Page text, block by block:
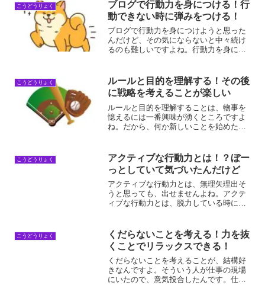
いです。その理由は、考え...
こうどうりょく
ブログで行動力を身につける！行
動できない時に弾みをつける！
ブログで行動力を身につけようと思った
んだけど、その気にならないと中々続け
るのも難しいですよね。行動力を身につ
で、それを乗り越える意味でも大いに意
味があるよ。ブログで行動...
こうどうりょく
ルールと目的を理解する！その後
に戦略を考えることが楽しい
ルールと目的を理解することは、物事を
憶えるには一番興味が湧くところですよ
ね。だから、何か新しいことを始めたい
する理由ルールと目的を理解する理由
は、理解しないとつまらない...
こうどうりょく
アクティブな行動力とは！？ぼー
っとしていて気づいたんだけど
アクティブな行動力とは、無理矢理出そ
うと思っても、出せませんよね。アクテ
ィブな行動力とは、脱力している時に発
を発揮できるんですよね。アクティブな
行動力とは！？アクティブ...
こうどうりょく
くだらないことを考える！力を抜
くことでリラックスできる！
くだらないことを考えることが、結構好
きなんですよ。そういう人が仕事の現場
にいたので、意気投合したんです。仕事